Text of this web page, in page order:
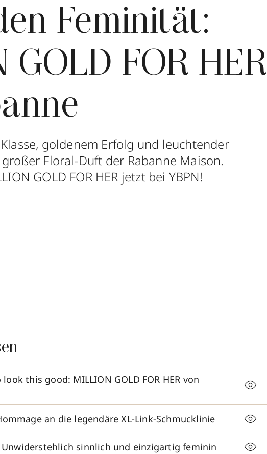
Feminität:
GOLD FOR HER
goldenem Erfolg und leuchtender
Floral-Duft der Rabanne Maison.
GOLD FOR HER jetzt bei YBPN!
this good: MILLION GOLD FOR HER von
an die legendäre XL-Link-Schmucklinie
Unwiderstehlich sinnlich und einzigartig feminin